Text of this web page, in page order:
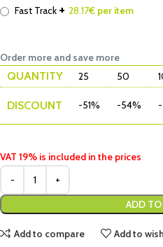
Fast Track + 28.17€ per item
Order more and save more
QUANTITY 25 50
DISCOUNT -51% -54%
VAT 19% is included in the prices
ADD TO
Add to compare Add to